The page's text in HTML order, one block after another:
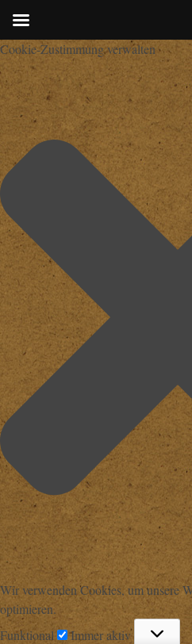
Cookie-Zustimmung verwalten
Wir verwenden Cookies, um unsere
optimieren.
Funktional
Funktional
Immer aktiv